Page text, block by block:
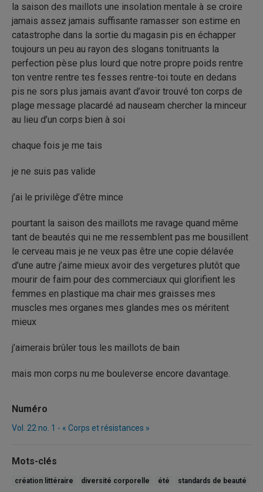
la saison des maillots une insolation mentale à se croire
jamais assez jamais suffisante ramasser son estime en
catastrophe dans la sortie du magasin pis en échapper
toujours un peu au rayon des slogans tonitruants la
perfection pèse plus lourd que notre propre poids rentre
ton ventre rentre tes fesses rentre-toi toute en dedans
pis ne sors plus jamais avant d’avoir trouvé ton corps de
plage message placardé ad nauseam chercher la minceur
au lieu d’un corps bien à soi
chaque fois je me tais
je ne suis pas valide
j’ai le privilège d’être mince
pourtant la saison des maillots me ravage quand même
tant de beautés qui ne me ressemblent pas me bousillent
le cerveau mais je ne veux pas être une copie délavée
d’une autre j’aime mieux avoir des vergetures plutôt que
mourir de faim pour des commerciaux qui glorifient les
femmes en plastique ma chair mes graisses mes
muscles mes organes mes glandes mes os méritent
mieux
j’aimerais brûler tous les maillots de bain
mais mon corps nu me bouleverse encore davantage.
Numéro
Vol. 22 no. 1 - « Corps et résistances »
Mots-clés
création littéraire diversité corporelle été standards de beauté